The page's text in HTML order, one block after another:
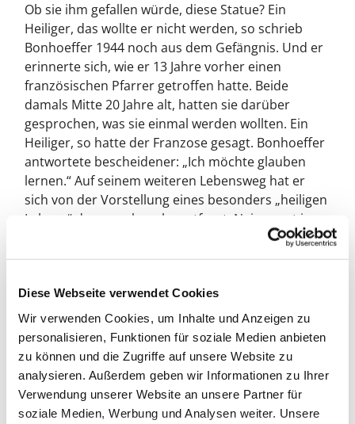
Diese Webseite verwendet Cookies
Wir verwenden Cookies, um Inhalte und Anzeigen zu
personalisieren, Funktionen für soziale Medien anbieten
zu können und die Zugriffe auf unsere Website zu
analysieren. Außerdem geben wir Informationen zu Ihrer
Verwendung unserer Website an unsere Partner für
soziale Medien, Werbung und Analysen weiter. Unsere
Ob sie ihm gefallen würde, diese Statue? Ein
Heiliger, das wollte er nicht werden, so schrieb
Bonhoeffer 1944 noch aus dem Gefängnis. Und er
erinnerte sich, wie er 13 Jahre vorher einen
französischen Pfarrer getroffen hatte. Beide
damals Mitte 20 Jahre alt, hatten sie darüber
gesprochen, was sie einmal werden wollten. Ein
Heiliger, so hatte der Franzose gesagt. Bonhoeffer
antwortete bescheidener: „Ich möchte glauben
lernen.“ Auf seinem weiteren Lebensweg hat er
sich von der Vorstellung eines besonders „heiligen
Lebens“ dann noch mehr entfernt. Nein, „erst in
der vollen Diesseitigkeit“ habe ich glauben gelernt,
schreibt Bonhoeffer. Und meint damit: Indem ich
habe, auf die Erfolge ebenso wie die Misserfolge.
Indem ich mich mit meinem Leben ganz Gott in die
Arme geworfen habe. Bonhoeffer schrieb diese
Zeilen einen Tag nach dem misslungenen Attentat
auf Hitler vom 20. Juli 1944. Ihm war klar, dass die
Rache der Nazis auch ihn treffen würde. Und
dennoch zeigt er keine Spur von Verzweiflung.